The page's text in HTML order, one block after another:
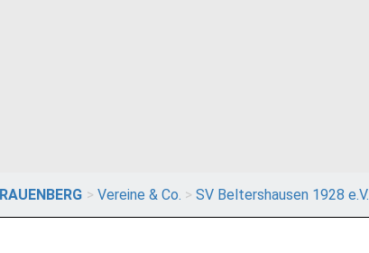
> Vereine & Co. > SV Beltershausen 1928 e.V.